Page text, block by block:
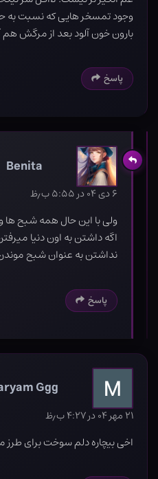
وجود تمسخر هایی که نسبت
بارون خون آلود بعد از مرگش هم
پاسخ
Benita
۶ دی ۰۴ در ۵:۵۵ ب٫ظ
ولی با این حال همه شبح ها
اگه داشتن به اون دنیا
نداشتن به عنوان شبح
پاسخ
Ggg
۲۱ مهر ۰۴ در ۴:۲۷ ب٫ظ
اخی بیچاره دلم سوخت برای